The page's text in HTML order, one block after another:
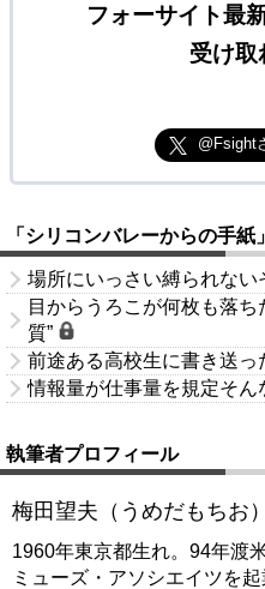
フォーサイト最
受け取
@Fsight
「シリコンバレーからの手
場所にいっさい縛られない
目からうろこが何枚も落
質”
前途ある高校生に書き送っ
情報量が仕事量を規定そん
執筆者プロフィール
梅田望夫（うめだもちお）
1960年東京都生れ。94年渡
ミューズ・アソシエイツを